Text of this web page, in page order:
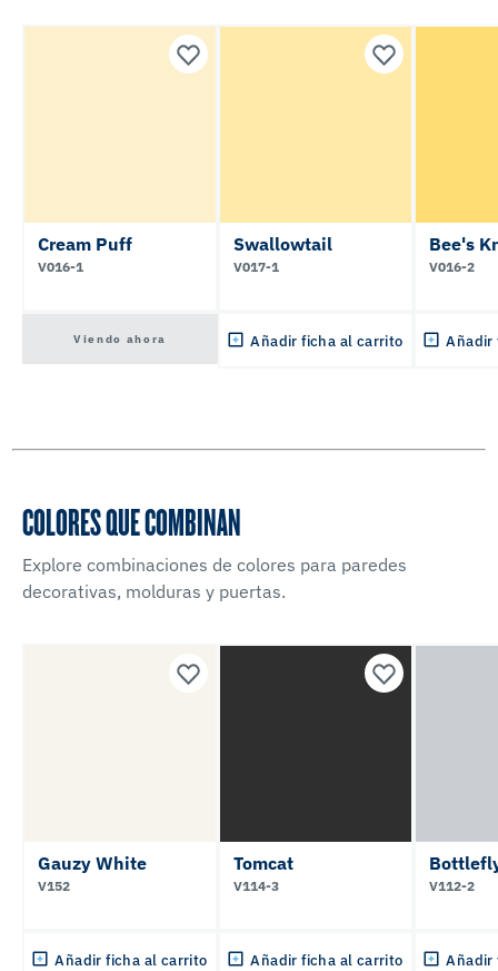
Cream Puff
V016-1
Viendo ahora
Swallowtail
V017-1
Añadir ficha al carrito
Bee's
V016-2
Añadir
COLORES QUE COMBINAN
Explore combinaciones de colores para paredes
decorativas, molduras y puertas.
Gauzy White
V152
Añadir ficha al carrito
Tomcat
V114-3
Añadir ficha al carrito
V112-2
Añadir